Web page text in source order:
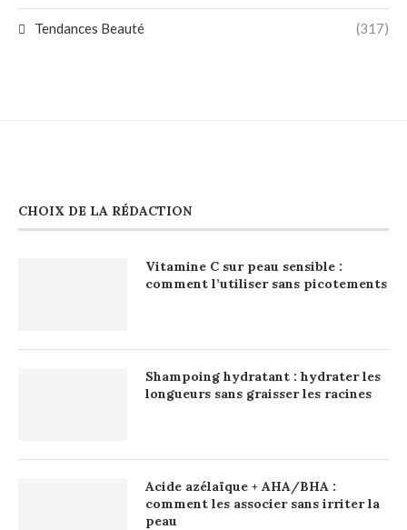
Tendances Beauté (317)
CHOIX DE LA RÉDACTION
Vitamine C sur peau sensible :
comment l’utiliser sans picotements
Shampoing hydratant : hydrater les
longueurs sans graisser les racines
Acide azélaïque + AHA/BHA :
comment les associer sans irriter la
peau